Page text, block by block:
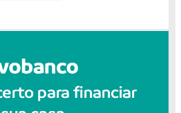
para financiar